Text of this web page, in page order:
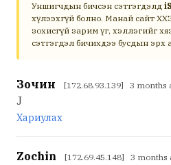
Уншигчдын бичсэн сэтгэгдэлд
хүлээхгүй болно. Манай сайт
зохисгүй зарим үг, хэллэгийг
сэтгэгдэл бичихдээ бусдын эрх
Зочин [172.68.93.139] 3 months
J
Хариулах
Zochin [172.69.45.148] 3 months